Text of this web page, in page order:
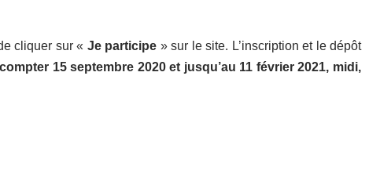
cliquer sur « Je participe » sur le site. L’inscription et le dépôt
15 septembre 2020 et jusqu’au 11 février 2021, midi,